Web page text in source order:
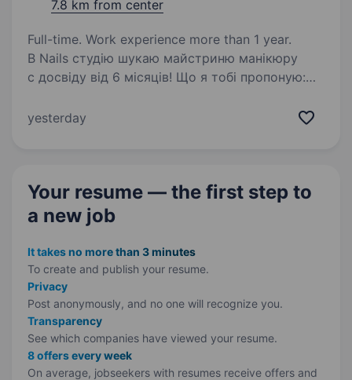
7.8 km from center
Full-time. Work experience more than 1 year.
В Nails студію шукаю майстриню манікюру
с досвіду від 6 місяців! Що я тобі пропоную:
клієнта Матеріали, інструменти все надає
yesterday
Your resume — the first step to
a new job
It takes no more than 3 minutes
To create and publish your resume.
Privacy
Post anonymously, and no one will recognize you.
Transparency
See which companies have viewed your resume.
8 offers every week
On average, jobseekers with resumes receive offers and